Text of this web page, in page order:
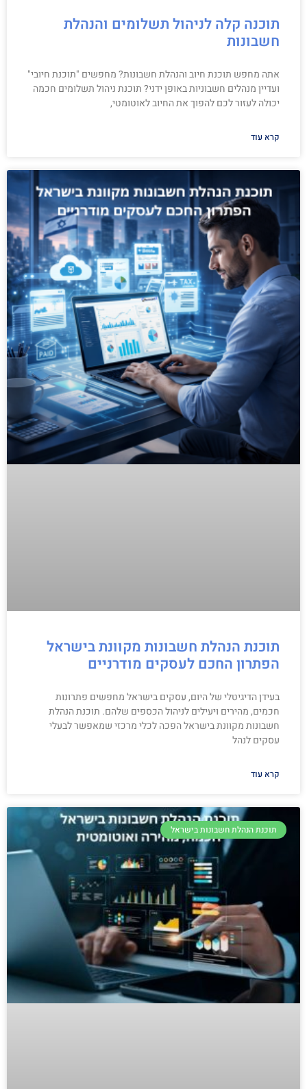
תוכנה קלה לניהול תשלומים והנהלת
חשבונות
אתה מחפש תוכנת חיוב והנהלת חשבונות? מחפשים "תוכנת חיובי"
ועדיין מנהלים חשבוניות באופן ידני? תוכנת ניהול תשלומים חכמה
יכולה לעזור לכם להפוך את החיוב לאוטומטי,
קרא עוד
תוכנת הנהלת חשבונות מקוונת בישראל
הפתרון החכם לעסקים מודרניים
בעידן הדיגיטלי של היום, עסקים בישראל מחפשים פתרונות
חכמים, מהירים ויעילים לניהול הכספים שלהם. תוכנת הנהלת
חשבונות מקוונת בישראל הפכה לכלי מרכזי שמאפשר לבעלי
עסקים לנהל
קרא עוד
תוכנת הנהלת חשבונות בישראל